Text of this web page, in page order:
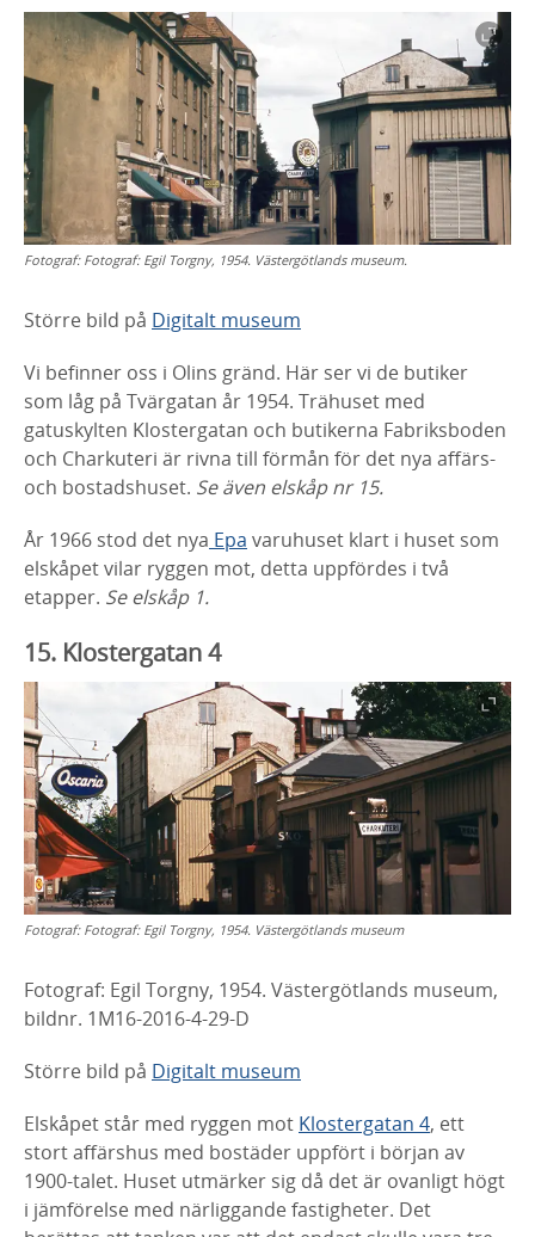
Fotograf: Fotograf: Egil Torgny, 1954. Västergötlands museum.
Större bild på Digitalt museum
Vi befinner oss i Olins gränd. Här ser vi de butiker
som låg på Tvärgatan år 1954. Trähuset med
gatuskylten Klostergatan och butikerna Fabriksboden
och Charkuteri är rivna till förmån för det nya affärs-
och bostadshuset. Se även elskåp nr 15.
År 1966 stod det nya Epa varuhuset klart i huset som
elskåpet vilar ryggen mot, detta uppfördes i två
etapper. Se elskåp 1.
15. Klostergatan 4
Fotograf: Fotograf: Egil Torgny, 1954. Västergötlands museum
Fotograf: Egil Torgny, 1954. Västergötlands museum,
bildnr. 1M16-2016-4-29-D
Större bild på Digitalt museum
Elskåpet står med ryggen mot Klostergatan 4, ett
stort affärshus med bostäder uppfört i början av
1900-talet. Huset utmärker sig då det är ovanligt högt
i jämförelse med närliggande fastigheter. Det